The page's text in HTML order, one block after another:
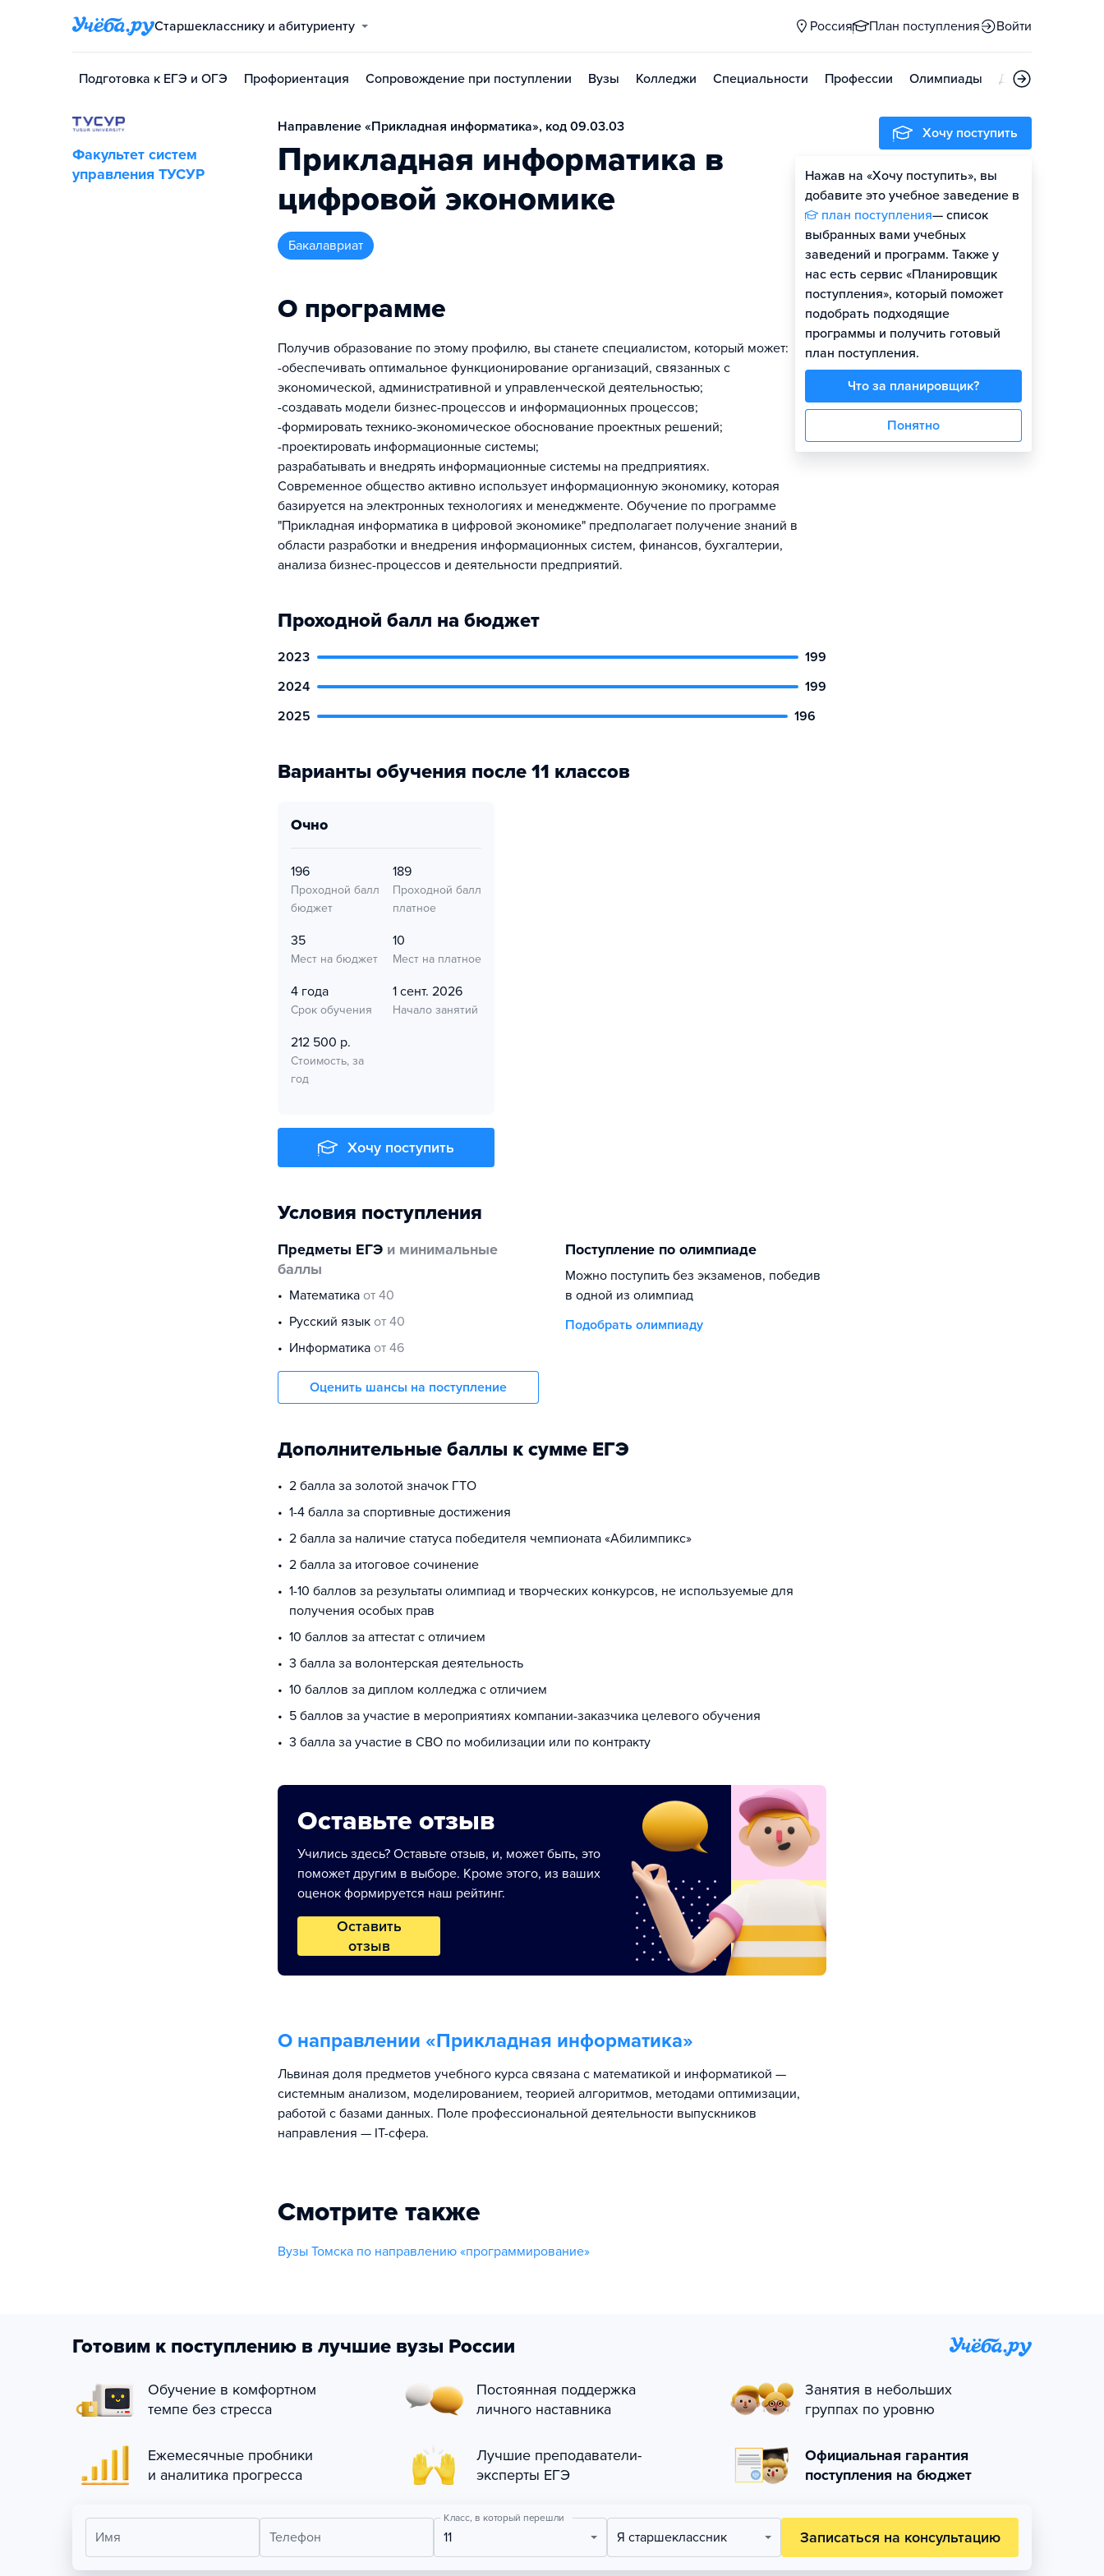
Старшекласснику и абитуриенту Россия План поступления Войти
Подготовка к ЕГЭ и ОГЭ Профориентация Сопровождение при поступлении Вузы Колледжи Специальности Профессии Олимпиады Дни открытых
Факультет систем
управления ТУСУР
Направление «Прикладная информатика», код 09.03.03
Прикладная информатика в
цифровой экономике
бакалавриат
О программе
Получив образование по этому профилю, вы станете специалистом, который может:
-обеспечивать оптимальное функционирование организаций, связанных с
экономической, административной и управленческой деятельностью;
-создавать модели бизнес-процессов и информационных процессов;
-формировать технико-экономическое обоснование проектных решений;
-проектировать информационные системы;
разрабатывать и внедрять информационные системы на предприятиях.
Современное общество активно использует информационную экономику, которая
базируется на электронных технологиях и менеджменте. Обучение по программе
"Прикладная информатика в цифровой экономике" предполагает получение знаний в
области разработки и внедрения информационных систем, финансов, бухгалтерии,
анализа бизнес-процессов и деятельности предприятий.
Проходной балл на бюджет
2023
199
2024
199
2025
196
Варианты обучения после 11 классов
очно
196
Проходной балл
бюджет
189
Проходной балл
платное
35
Мест на бюджет
10
Мест на платное
4 года
Срок обучения
1 сент. 2026
Начало занятий
212 500 р.
Стоимость, за
год
Хочу поступить
Условия поступления
Предметы ЕГЭ и минимальные
баллы
математика от 40
русский язык от 40
информатика от 46
Оценить шансы на поступление
Поступление по олимпиаде
Можно поступить без экзаменов, победив
в одной из олимпиад
Подобрать олимпиаду
Дополнительные баллы к сумме ЕГЭ
2 балла за золотой значок ГТО
1-4 балла за спортивные достижения
2 балла за наличие статуса победителя чемпионата «Абилимпикс»
2 балла за итоговое сочинение
1-10 баллов за результаты олимпиад и творческих конкурсов, не используемые для
получения особых прав
10 баллов за аттестат с отличием
3 балла за волонтерская деятельность
10 баллов за диплом колледжа с отличием
5 баллов за участие в мероприятиях компании-заказчика целевого обучения
3 балла за участие в СВО по мобилизации или по контракту
Оставьте отзыв
Учились здесь? Оставьте отзыв, и, может быть, это
поможет другим в выборе. Кроме этого, из ваших
оценок формируется наш рейтинг.
Оставить
отзыв
О направлении «Прикладная информатика»
Львиная доля предметов учебного курса связана с математикой и информатикой —
системным анализом, моделированием, теорией алгоритмов, методами оптимизации,
работой с базами данных. Поле профессиональной деятельности выпускников
направления — IT-сфера.
Смотрите также
Вузы Томска по направлению «программирование»
Хочу поступить
Нажав на «Хочу поступить», вы
добавите это учебное заведение в
план поступления— список
выбранных вами учебных
заведений и программ. Также у
нас есть сервис «Планировщик
поступления», который поможет
подобрать подходящие
программы и получить готовый
план поступления.
Что за планировщик?
Понятно
Оценить шансы
Готовим к поступлению в лучшие вузы России
Обучение в комфортном
темпе без стресса
Постоянная поддержка
личного наставника
Занятия в небольших
группах по уровню
Ежемесячные пробники
и аналитика прогресса
Лучшие преподаватели-
эксперты ЕГЭ
Официальная гарантия
поступления на бюджет
Имя Телефон
Класс, в который перешли
11 Я старшеклассник Записаться на консультацию